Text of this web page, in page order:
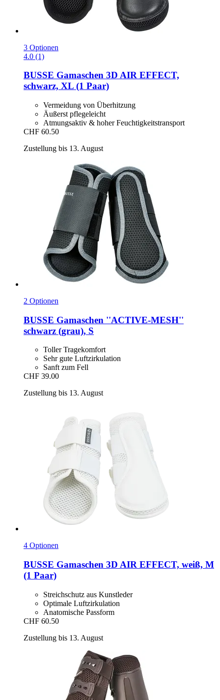
3 Optionen
4.0 (1)
BUSSE Gamaschen 3D AIR EFFECT,
schwarz, XL (1 Paar)
Vermeidung von Überhitzung
Äußerst pflegeleicht
Atmungsaktiv & hoher Feuchtigkeitstransport
CHF 60.50
Zustellung bis 13. August
2 Optionen
BUSSE Gamaschen ''ACTIVE-​MESH''
schwarz (grau), S
Toller Tragekomfort
Sehr gute Luftzirkulation
Sanft zum Fell
CHF 39.00
Zustellung bis 13. August
4 Optionen
BUSSE Gamaschen 3D AIR EFFECT, weiß, M
(1 Paar)
Streichschutz aus Kunstleder
Optimale Luftzirkulation
Anatomische Passform
CHF 60.50
Zustellung bis 13. August